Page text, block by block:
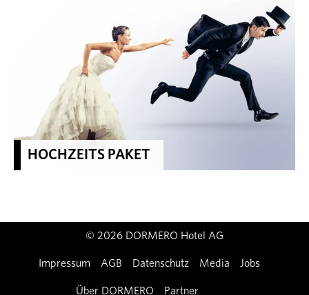
HOCHZEITS PAKET
© 2026 DORMERO Hotel AG
Impressum AGB Datenschutz Media Jobs
Über DORMERO Partner